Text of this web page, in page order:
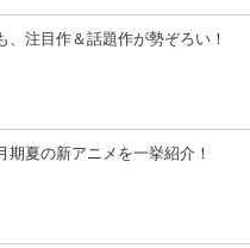
、注目作＆話題作が勢ぞろい！
期夏の新アニメを一挙紹介！